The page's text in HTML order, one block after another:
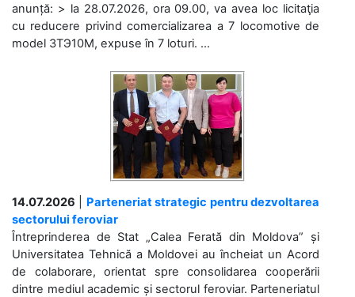
anunță: > la 28.07.2026, ora 09.00, va avea loc licitaţia
cu reducere privind comercializarea a 7 locomotive de
model 3ТЭ10М, expuse în 7 loturi. ...
14.07.2026
Parteneriat strategic pentru dezvoltarea
sectorului feroviar
Întreprinderea de Stat „Calea Ferată din Moldova” și
Universitatea Tehnică a Moldovei au încheiat un Acord
de colaborare, orientat spre consolidarea cooperării
dintre mediul academic și sectorul feroviar. Parteneriatul